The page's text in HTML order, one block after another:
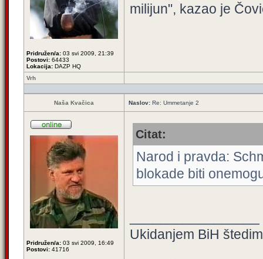
Pridružen/a: 03 svi 2009, 21:39
Postovi: 64433
Lokacija: DAZP HQ
milijun", kazao je
Vrh
Naša Kvačica Naslov: Re: Ummetanje 2
Pridružen/a: 03 svi 2009, 16:49
Postovi: 41716
Citat:
Narod i pravda:
blokade biti
Ukidanjem BiH